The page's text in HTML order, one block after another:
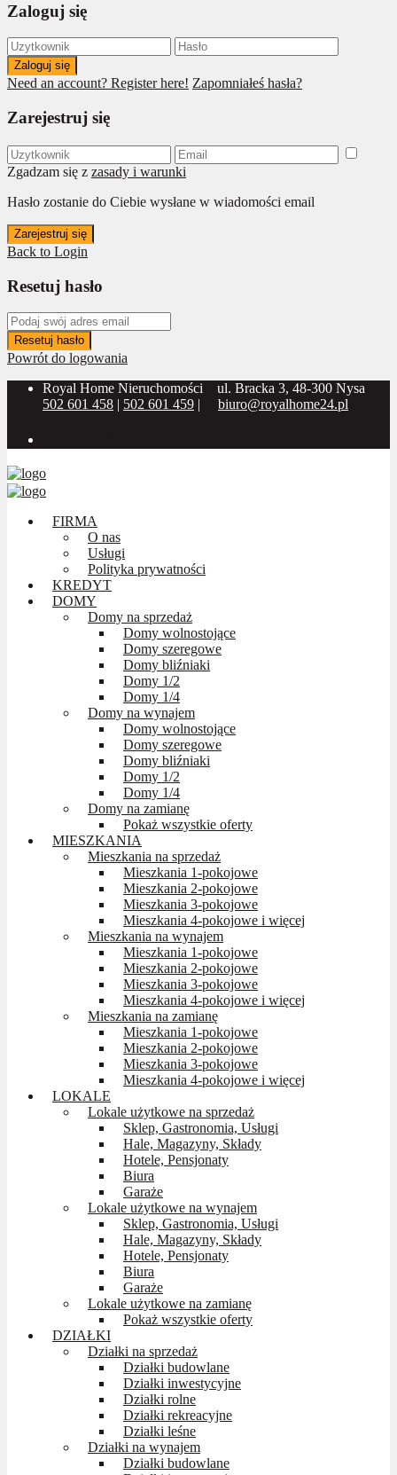
Zaloguj się
Zaloguj się
Need an account? Register here! Zapomniałeś hasła?
Zarejestruj się
Zgadzam się z zasady i warunki
Hasło zostanie do Ciebie wysłane w wiadomości email
Zarejestruj się
Back to Login
Resetuj hasło
Resetuj hasło
Powrót do logowania
Royal Home Nieruchomości
ul. Bracka 3, 48-300 Nysa
502 601 458 | 502 601 459 | biuro@royalhome24.pl
FIRMA
O nas
Usługi
Polityka prywatności
KREDYT
DOMY
Domy na sprzedaż
Domy wolnostojące
Domy szeregowe
Domy bliźniaki
Domy 1/2
Domy 1/4
Domy na wynajem
Domy wolnostojące
Domy szeregowe
Domy bliźniaki
Domy 1/2
Domy 1/4
Domy na zamianę
Pokaż wszystkie oferty
MIESZKANIA
Mieszkania na sprzedaż
Mieszkania 1-pokojowe
Mieszkania 2-pokojowe
Mieszkania 3-pokojowe
Mieszkania 4-pokojowe i więcej
Mieszkania na wynajem
Mieszkania 1-pokojowe
Mieszkania 2-pokojowe
Mieszkania 3-pokojowe
Mieszkania 4-pokojowe i więcej
Mieszkania na zamianę
Mieszkania 1-pokojowe
Mieszkania 2-pokojowe
Mieszkania 3-pokojowe
Mieszkania 4-pokojowe i więcej
LOKALE
Lokale użytkowe na sprzedaż
Sklep, Gastronomia, Usługi
Hale, Magazyny, Składy
Hotele, Pensjonaty
Biura
Garaże
Lokale użytkowe na wynajem
Sklep, Gastronomia, Usługi
Hale, Magazyny, Składy
Hotele, Pensjonaty
Biura
Garaże
Lokale użytkowe na zamianę
Pokaż wszystkie oferty
DZIAŁKI
Działki na sprzedaż
Działki budowlane
Działki inwestycyjne
Działki rolne
Działki rekreacyjne
Działki leśne
Działki na wynajem
Działki budowlane